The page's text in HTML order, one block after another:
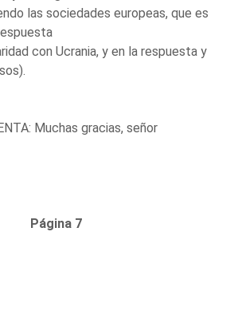
las sociedades europeas, que es
con Ucrania, y en la respuesta y
Muchas gracias, señor
Página 7